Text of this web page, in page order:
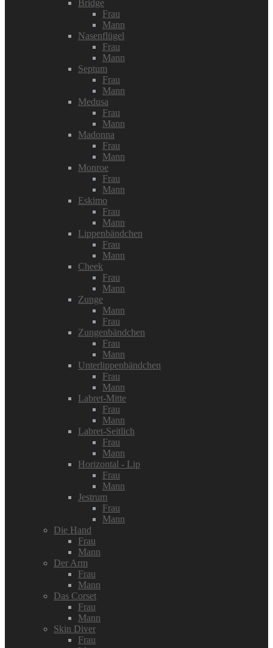
Bridge
Frau
Mann
Nasenflügel
Frau
Mann
Septum
Frau
Mann
Medusa
Frau
Mann
Madonna
Frau
Mann
Monroe
Frau
Mann
Eskimo
Frau
Mann
Lippenbändchen
Frau
Mann
Cheek
Frau
Mann
Zunge
Mann
Frau
Zungenbändchen
Frau
Mann
Unterlippenbändchen
Frau
Mann
Labret-Mitte
Frau
Mann
Labret-Seitlich
Frau
Mann
Horizontal - Lip
Frau
Mann
Jestrum
Frau
Mann
Die Hand
Frau
Mann
Der Arm
Frau
Mann
Das Corset
Frau
Mann
Skin Diver
Frau